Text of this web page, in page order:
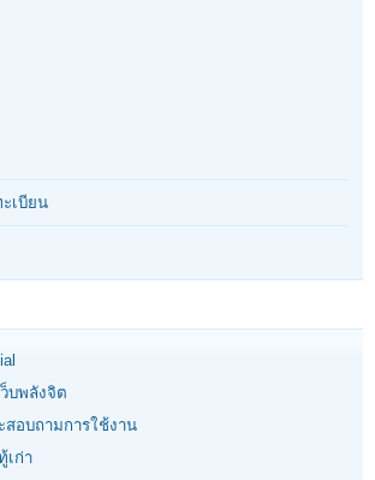
เบียน
บพลังจิต
สอบถามการใช้งาน
เก่า